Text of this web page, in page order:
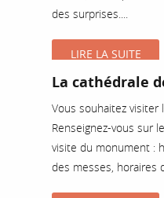
des surprises....
LIRE LA SUITE
La cathédrale
Vous souhaitez visiter
Renseignez-vous sur
visite du monument :
des messes, horaires